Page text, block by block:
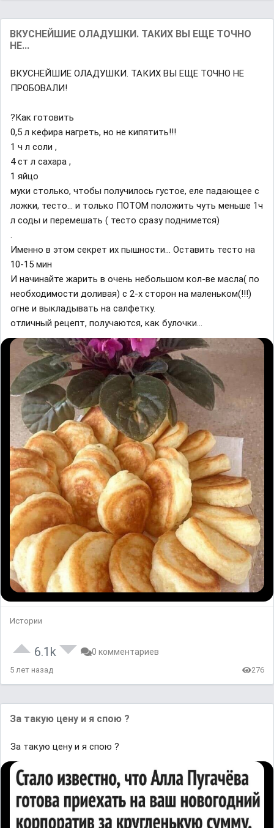
ВКУСНЕЙШИЕ ОЛАДУШКИ. ТАКИХ ВЫ ЕЩЕ ТОЧНО
НЕ...
ВКУСНЕЙШИЕ ОЛАДУШКИ. ТАКИХ ВЫ ЕЩЕ ТОЧНО НЕ
ПРОБОВАЛИ!
?Как готовить
0,5 л кефира нагреть, но не кипятить!!!
1 ч л соли ,
4 ст л сахара ,
1 яйцо
муки столько, чтобы получилось густое, еле падающее с
ложки, тесто... и только ПОТОМ положить чуть меньше 1ч
л соды и перемешать ( тесто сразу поднимется)
.
Именно в этом секрет их пышности... Оставить тесто на
10-15 мин
И начинайте жарить в очень небольшом кол-ве масла( по
необходимости доливая) с 2-х сторон на маленьком(!!!)
огне и выкладывать на салфетку.
отличный рецепт, получаются, как булочки...
Истории
6.1k 0 комментариев
5 лет назад 276
За такую цену и я спою ?
За такую цену и я спою ?